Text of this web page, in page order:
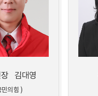
김대영
민의힘 )